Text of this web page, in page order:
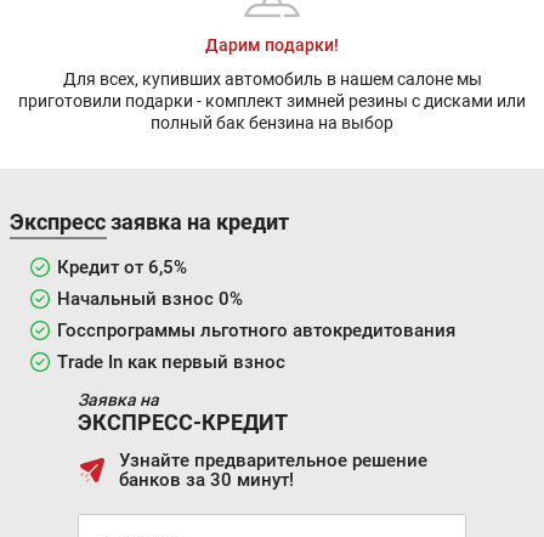
Дарим подарки!
Для всех, купивших автомобиль в нашем салоне мы
приготовили подарки - комплект зимней резины с дисками или
полный бак бензина на выбор
Экспресс заявка на кредит
Кредит от 6,5%
Начальный взнос 0%
Госспрограммы льготного автокредитования
Trade In как первый взнос
Заявка на
ЭКСПРЕСС-КРЕДИТ
Узнайте предварительное решение
банков за 30 минут!